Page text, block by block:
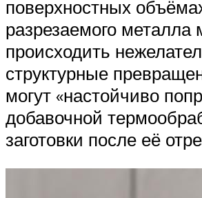
поверхностных
разрезаемого металла
происходить
структурные
могут «настойчиво
добавочной
заготовки после её